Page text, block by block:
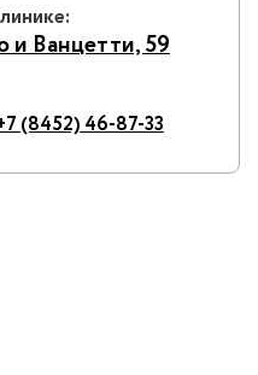
и Ванцетти, 59
(8452) 46-87-33